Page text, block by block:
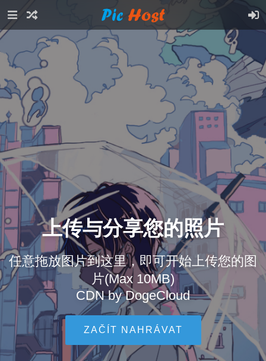
上传与分享您的照片
任意拖放图片到这里，即可开始上传您的图
片(Max 10MB)
CDN by DogeCloud
ZAČÍT NAHRÁVAT